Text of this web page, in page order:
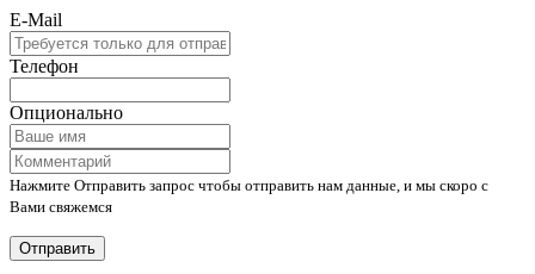
E-Mail
Телефон
Опционально
Нажмите Отправить запрос чтобы отправить нам данные, и мы скоро с
Вами свяжемся
Отправить